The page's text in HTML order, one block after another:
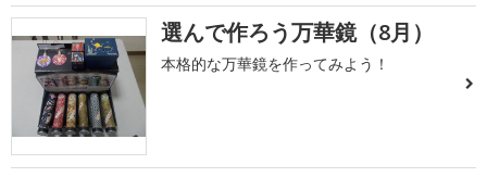
選んで作ろう万華鏡（8月）
本格的な万華鏡を作ってみよう！